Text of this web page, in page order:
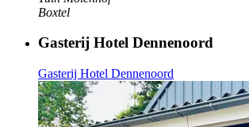
Boxtel
Gasterij Hotel Dennenoord
Gasterij Hotel Dennenoord